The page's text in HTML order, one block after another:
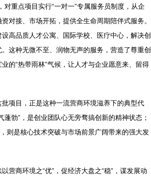
对重点项目实行“一对一”专属服务员制度，从企
对接、市场开拓，提供全生命周期陪伴式服务。
高品质人才公寓、国际学校、医疗中心，解决创
这种无微不至、润物无声的服务，营造了尊重创
的“热带雨林”气候，让人才与企业愿意来、留得
项目，正是这种一流营商环境滋养下的典型代
蓬勃”，是创业团队心无旁骛搞创新的精神状态；
则是核心技术突破与市场前景广阔带来的强大发
营商环境之“优”，促经济大盘之“稳”，谋发展动